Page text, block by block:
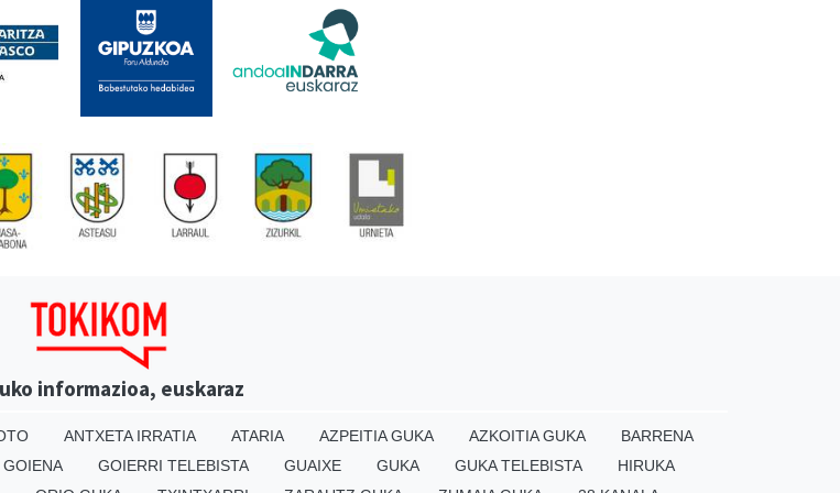
informazioa, euskaraz
ANTXETA IRRATIA ATARIA AZPEITIA GUKA AZKOITIA GUKA
BARRENA
GOIENA GOIERRI TELEBISTA GUAIXE GUKA GUKA TELEBISTA
HIRUKA